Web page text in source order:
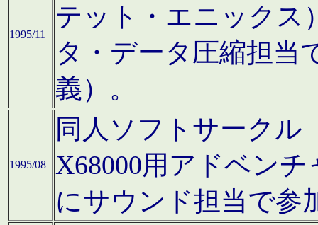
1995/11
テット・エニックス
タ・データ圧縮担当
義）。
1995/08
同人ソフトサークル
X68000用アドベン
にサウンド担当で参